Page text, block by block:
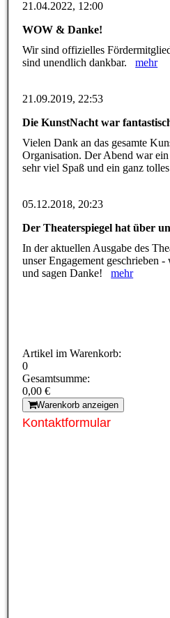
21.04.2022, 12:00
WOW & Danke!
Wir sind offizielles
sind unendlich dankbar.mehr
21.09.2019, 22:53
Die KunstNacht war
Vielen Dank an das gesamte
Organisation. Der Abend war
sehr viel Spaß und ein ganz
05.12.2018, 20:23
Der Theaterspiegel hat über
In der aktuellen Ausgabe des
unser Engagement geschrieben
und sagen Danke!mehr
Artikel im Warenkorb:
0
Gesamtsumme:
0,00 €
Warenkorb anzeigen
Kontaktformular